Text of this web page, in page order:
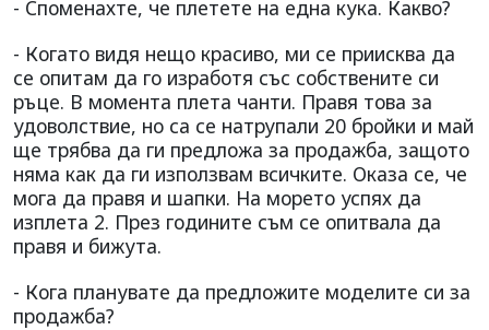
- Споменахте, че плетете на една кука. Какво?
- Когато видя нещо красиво, ми се приисква да
се опитам да го изработя със собствените си
ръце. В момента плета чанти. Правя това за
удоволствие, но са се натрупали 20 бройки и май
ще трябва да ги предложа за продажба, защото
няма как да ги използвам всичките. Оказа се, че
мога да правя и шапки. На морето успях да
изплета 2. През годините съм се опитвала да
правя и бижута.
- Кога планувате да предложите моделите си за
продажба?